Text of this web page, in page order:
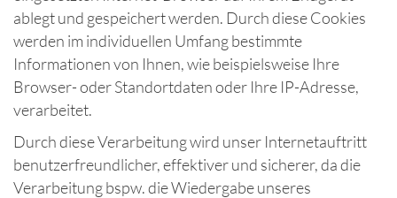
ablegt und gespeichert werden. Durch diese Cookies
werden im individuellen Umfang bestimmte
Informationen von Ihnen, wie beispielsweise Ihre
Browser- oder Standortdaten oder Ihre IP-Adresse,
verarbeitet.
Durch diese Verarbeitung wird unser Internetauftritt
benutzerfreundlicher, effektiver und sicherer, da die
Verarbeitung bspw. die Wiedergabe unseres